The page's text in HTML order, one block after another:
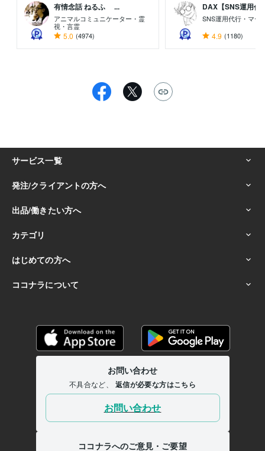
有情念話 ねるふ ...
アニマルコミュニケーター・霊
視・言霊
5.0 (4974)
DAX【SNS運用代
SNS運用代行・マー
4.9 (1180)